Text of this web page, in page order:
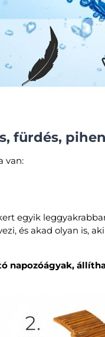
fürdés,
van:
egyik
és akad olyan is,
napozóágyak,